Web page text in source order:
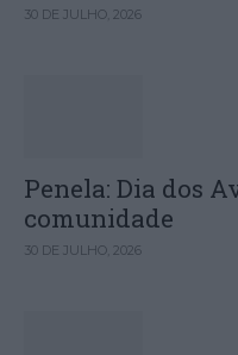
30 DE JULHO, 2026
Penela: Dia dos
comunidade
30 DE JULHO, 2026